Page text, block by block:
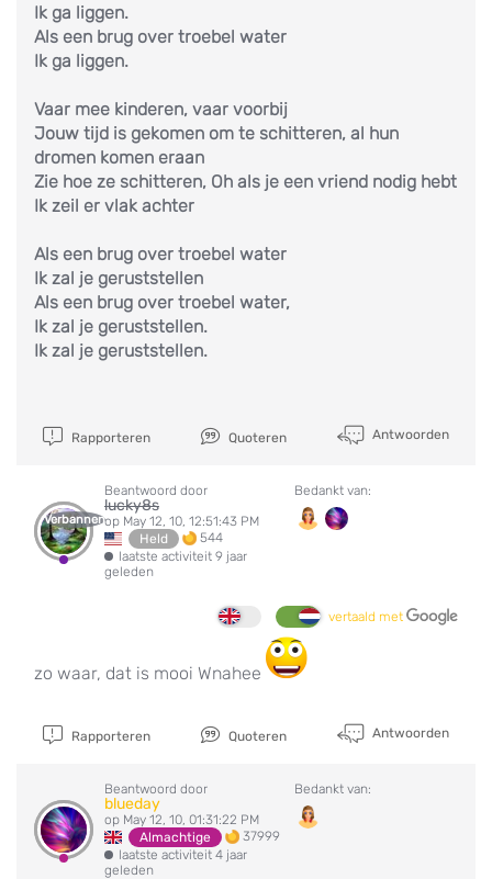
Ik ga liggen.
Als een brug over troebel water
Ik ga liggen.
Vaar mee kinderen, vaar voorbij
Jouw tijd is gekomen om te schitteren, al hun
dromen komen eraan
Zie hoe ze schitteren, Oh als je een vriend nodig hebt
Ik zeil er vlak achter
Als een brug over troebel water
Ik zal je geruststellen
Als een brug over troebel water,
Ik zal je geruststellen.
Ik zal je geruststellen.
Rapporteren Quoteren Antwoorden
Verbannen
Beantwoord door
lucky8s
op May 12, 10, 12:51:43 PM
Held
544
laatste activiteit 9 jaar
geleden
Bedankt van:
vertaald met
zo waar, dat is mooi Wnahee
Rapporteren Quoteren Antwoorden
Beantwoord door
blueday
op May 12, 10, 01:31:22 PM
Almachtige
37999
laatste activiteit 4 jaar
geleden
Bedankt van: